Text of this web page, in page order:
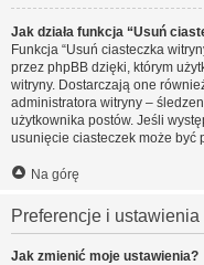
Jak działa funkcja “Usuń
Funkcja “Usuń ciasteczka
przez phpBB dzięki, którym
witryny. Dostarczają one
administratora witryny –
użytkownika postów. Jeśli
usunięcie ciasteczek może być
Na górę
Preferencje i
Jak zmienić moje ustawienia?